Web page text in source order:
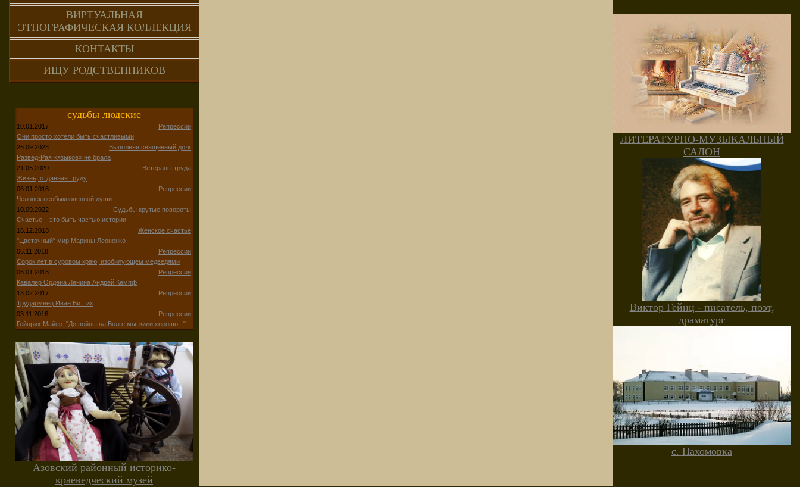
ВИРТУАЛЬНАЯ
ЭТНОГРАФИЧЕСКАЯ КОЛЛЕКЦИЯ
КОНТАКТЫ
ИЩУ РОДСТВЕННИКОВ
судьбы людские
10.01.2017
Репрессии
Они просто хотели быть счастливыми
26.09.2023
Выполняя священный долг
Развед-Рая «языков» не брала
21.05.2020
Ветераны труда
Жизнь, отданная труду
06.01.2018
Репрессии
Человек необыкновенной души
10.09.2022
Судьбы крутые повороты
Счастье – это быть частью истории
16.12.2018
Женское счастье
"Цветочный" мир Марины Леоненко
06.11.2018
Репрессии
Сорок лет в суровом краю, изобилующем медведями
06.01.2018
Репрессии
Кавалер Ордена Ленина Андрей Кемпф
13.02.2017
Репрессии
Трудармеец Иван Виттих
03.11.2016
Репрессии
Гейнрих Майер: "До войны на Волге мы жили хорошо..."
Азовский районный историко-
краеведческий музей
ЛИТЕРАТУРНО-МУЗЫКАЛЬНЫЙ
САЛОН
Виктор Гейнц - писатель, поэт,
драматург
с. Пахомовка